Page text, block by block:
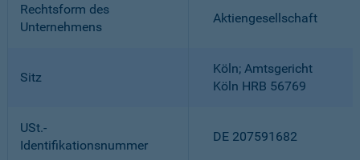
Rechtsform des
Unternehmens
Aktiengesellschaft
Sitz
Köln; Amtsgericht
Köln HRB 56769
USt.-
Identifikationsnummer
DE 207591682